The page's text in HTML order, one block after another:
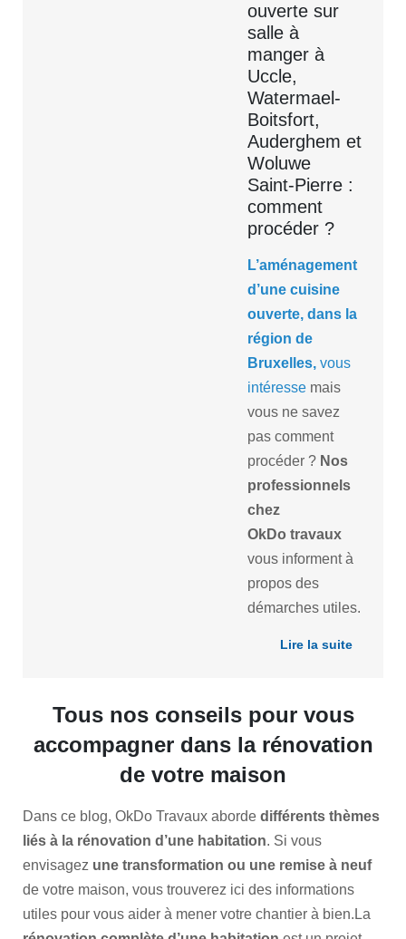
ouverte sur
salle à
manger à
Uccle,
Watermael-
Boitsfort,
Auderghem et
Woluwe
Saint-Pierre :
comment
procéder ?
L’aménagement
d’une cuisine
ouverte, dans la
région de
Bruxelles, vous
intéresse mais
vous ne savez
pas comment
procéder ? Nos
professionnels
chez
OkDo travaux
vous informent à
propos des
démarches utiles.
Lire la suite
Tous nos conseils pour vous
accompagner dans la rénovation
de votre maison
Dans ce blog, OkDo Travaux aborde différents thèmes
liés à la rénovation d’une habitation. Si vous
envisagez une transformation ou une remise à neuf
de votre maison, vous trouverez ici des informations
utiles pour vous aider à mener votre chantier à bien.La